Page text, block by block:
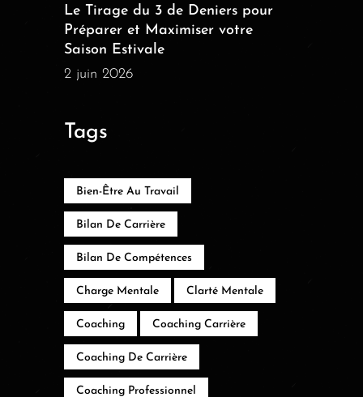
Le Tirage du 3 de Deniers pour
Préparer et Maximiser votre
Saison Estivale
2 juin 2026
Tags
Bien-Être Au Travail
Bilan De Carrière
Bilan De Compétences
Charge Mentale Clarté Mentale
Coaching Coaching Carrière
Coaching De Carrière
Coaching Professionnel